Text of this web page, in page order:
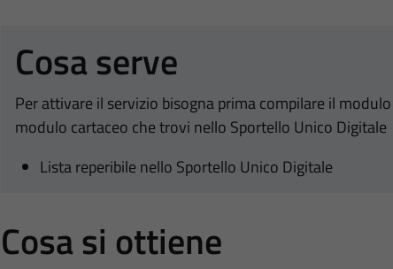
Cosa serve
Per attivare il servizio bisogna prima compilare il
modulo cartaceo che trovi nello Sportello Unico Digitale
Lista reperibile nello Sportello Unico Digitale
Cosa si ottiene